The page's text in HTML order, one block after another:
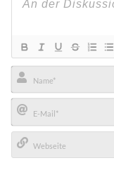
Name*
E-
Mail*